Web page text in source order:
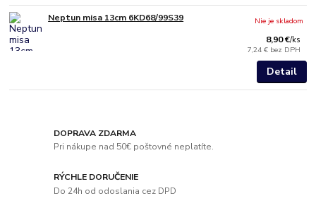
Neptun misa 13cm 6KD68/99S39
8,90 €/ks
7,24 € bez DPH
Nie je skladom
Detail
DOPRAVA ZDARMA
Pri nákupe nad 50€ poštovné neplatíte.
RÝCHLE DORUČENIE
Do 24h od odoslania cez DPD